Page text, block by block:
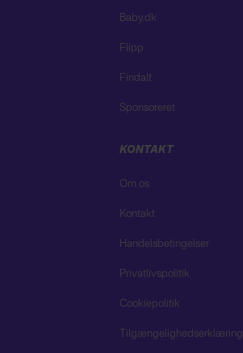
Baby.dk
Flipp
Findalt
Sponsoreret
KONTAKT
Om os
Kontakt
Handelsbetingelser
Privatlivspolitik
Cookiepolitik
Tilgængelighedserklæring